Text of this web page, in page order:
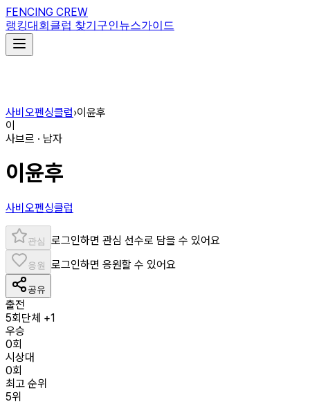
FENCING CREW
랭킹대회 클럽 찾기 구인뉴스가이드
사비오펜싱클럽›이윤후
이
사브르 · 남자
이윤후
사비오펜싱클럽
관심 로그인하면 관심 선수로 담을 수 있어요
응원 로그인하면 응원할 수 있어요
공유
출전
5회단체 +1
우승
0회
시상대
0회
최고 순위
5위